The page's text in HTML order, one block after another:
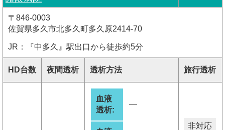
〒846-0003
佐賀県多久市北多久町多久原2414-70
JR：『中多久』駅出口から徒歩約5分
HD台数 夜間透析 透析方法 旅行透析
血液
透析:
―
非対応